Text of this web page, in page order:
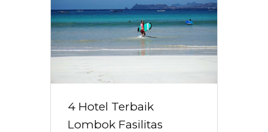
4 Hotel Terbaik
Lombok Fasilitas